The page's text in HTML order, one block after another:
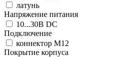
латунь
Напряжение питания
10...30В DC
Подключение
коннектор M12
Покрытие корпуса